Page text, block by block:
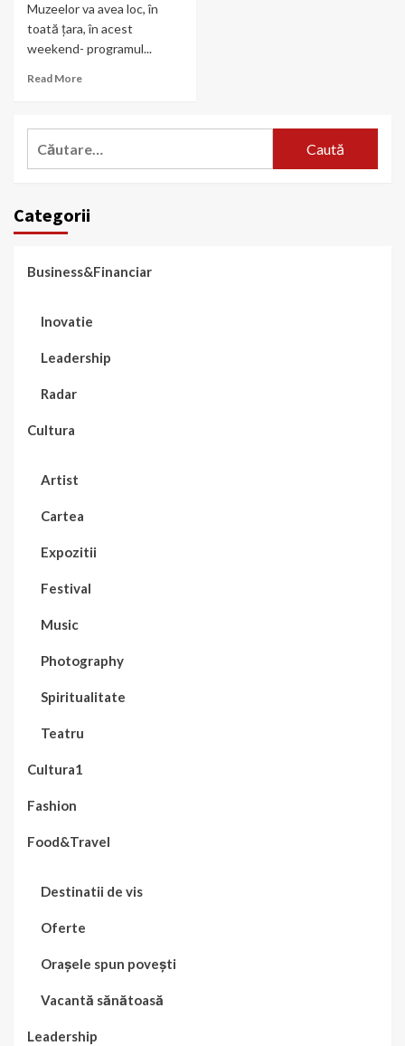
Muzeelor va avea loc, în
toată țara, în acest
weekend- programul...
Read More
Categorii
Business&Financiar
Inovatie
Leadership
Radar
Cultura
Artist
Cartea
Expozitii
Festival
Music
Photography
Spiritualitate
Teatru
Cultura1
Fashion
Food&Travel
Destinatii de vis
Oferte
Orașele spun povești
Vacantă sănătoasă
Leadership